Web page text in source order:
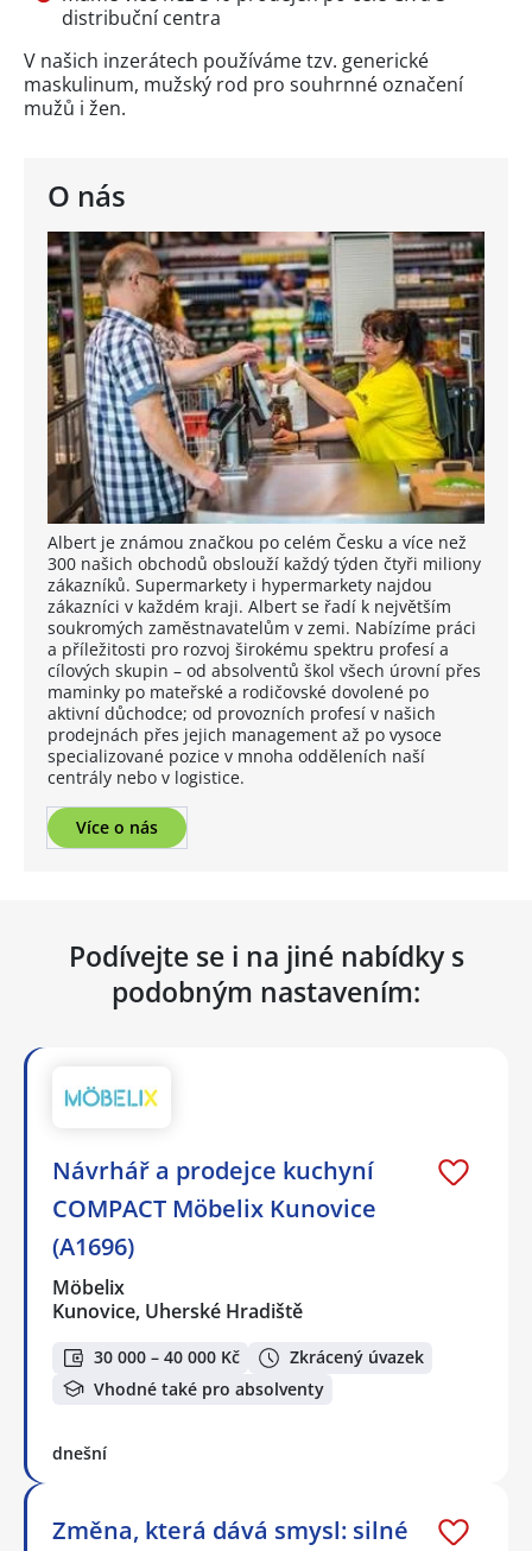
O nás
Albert je známou značkou po celém Česku a více než
300 našich obchodů obslouží každý týden čtyři miliony
zákazníků. Supermarkety i hypermarkety najdou
zákazníci v každém kraji. Albert se řadí k největším
soukromých zaměstnavatelům v zemi. Nabízíme práci
a příležitosti pro rozvoj širokému spektru profesí a
cílových skupin – od absolventů škol všech úrovní přes
maminky po mateřské a rodičovské dovolené po
aktivní důchodce; od provozních profesí v našich
prodejnách přes jejich management až po vysoce
specializované pozice v mnoha odděleních naší
centrály nebo v logistice.
Více o nás
distribuční centra
V našich inzerátech používáme tzv. generické
maskulinum, mužský rod pro souhrnné označení
mužů i žen.
Podívejte se i na jiné nabídky s
podobným nastavením:
Návrhář a prodejce kuchyní
COMPACT Möbelix Kunovice
(A1696)
Möbelix
Kunovice, Uherské Hradiště
30 000 – 40 000 Kč
Zkrácený úvazek
Vhodné také pro absolventy
dnešní
Změna, která dává smysl: silné